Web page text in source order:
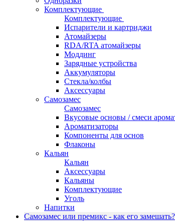
Комплектующие
Комплектующие
Испарители и картриджи
Атомайзеры
RDA/RTA атомайзеры
Моддинг
Зарядные устройства
Аккумуляторы
Стекла/колбы
Аксессуары
Самозамес
Самозамес
Вкусовые основы / смеси
Ароматизаторы
Компоненты для основ
Флаконы
Кальян
Кальян
Аксессуары
Кальяны
Комплектующие
Уголь
Напитки
Самозамес или премикс - как его замешать?